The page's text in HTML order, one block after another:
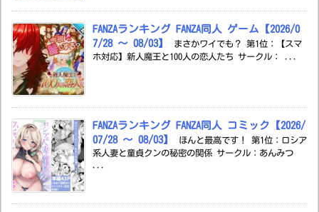
FANZAランキング FANZA同人 ゲーム【2026/0
7/28 ～ 08/03】
まさかワイでも？ 第1位：【スマ
ホ対応】新人魔王と100人の恋人たち サークル： ...
FANZAランキング FANZA同人 コミック【2026/
07/28 ～ 08/03】
ほんと最高です！ 第1位：ロシア
系人妻と童貞クンの秘密の関係 サークル：あんみつ
...